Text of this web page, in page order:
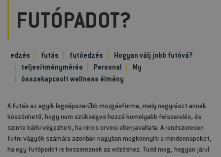
FUTÓPADOT?
edzés futás futóedzés
Hogyan válj jobb futóvá?
teljesítménymérés
Personal
My
összekapcsolt wellness élmény
A futás az egyik legnépszerűbb mozgásforma, mely nagyrészt annak
köszönhető, hogy nem szükséges hozzá komolyabb felszerelés, és
szinte bárki végezheti, ha nincs orvosi ellenjavallata. A rendszeresen
futni vágyók számára azonban nagyban megkönnyíti a mindennapokat,
ha egy futópadot is beszereznek az edzéshez. Tudd meg, hogyan járul